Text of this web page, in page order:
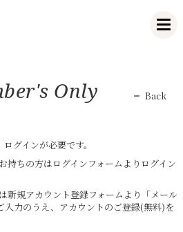
Only Back
グインが必要です。
持ちの方はログインフォームよりログイン
新規アカウント登録フォームより「メール
入力のうえ、アカウントのご登録(無料)を